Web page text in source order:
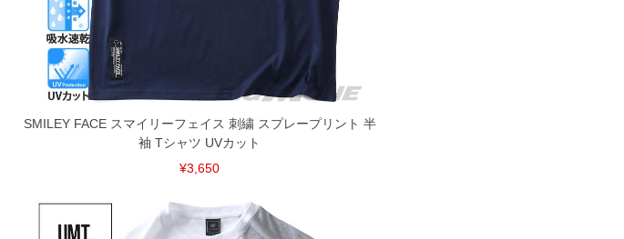
SMILEY FACE スマイリーフェイス 刺繍 スプレープリント 半
袖 Tシャツ UVカット
¥3,650